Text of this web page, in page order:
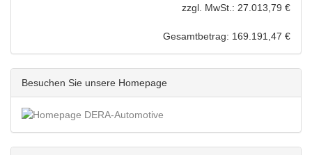
zzgl. MwSt.: 27.013,79 €
Gesamtbetrag: 169.191,47 €
Besuchen Sie unsere Homepage